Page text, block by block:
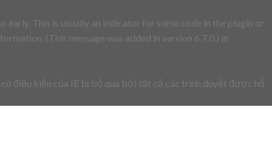
early. This is usually an indicator for some code in the plugin or
(This message was added in version 6.7.0.) in
điều kiện của IE bị bỏ qua bởi tất cả các trình duyệt được hỗ